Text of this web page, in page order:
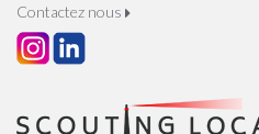
Contactez nous